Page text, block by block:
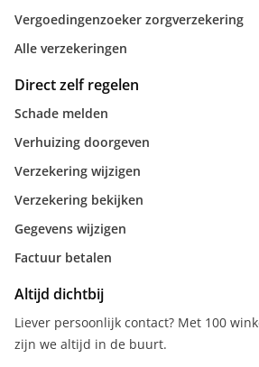
Vergoedingenzoeker zorgverzekering
Alle verzekeringen
Direct zelf regelen
Schade melden
Verhuizing doorgeven
Verzekering wijzigen
Verzekering bekijken
Gegevens wijzigen
Factuur betalen
Altijd dichtbij
Liever persoonlijk contact? Met 100
zijn we altijd in de buurt.